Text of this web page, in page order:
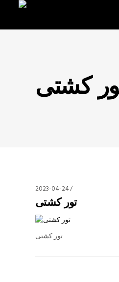
کشتی
2023-04-24
تور کشتی
تور کشتی